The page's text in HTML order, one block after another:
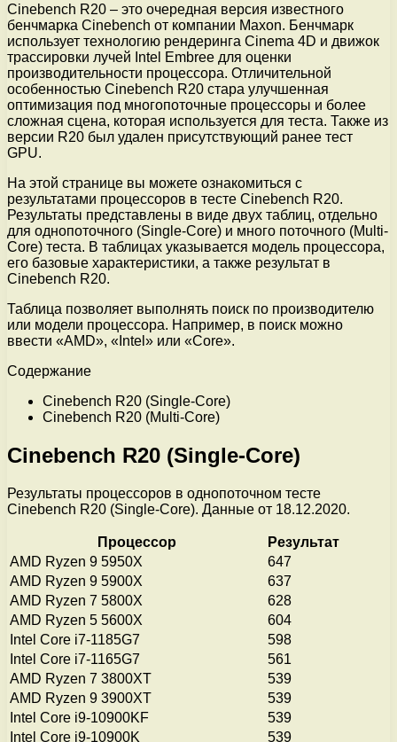
Cinebench R20 – это очередная версия известного
бенчмарка Cinebench от компании Maxon. Бенчмарк
использует технологию рендеринга Cinema 4D и движок
трассировки лучей Intel Embree для оценки
производительности процессора. Отличительной
особенностью Cinebench R20 стара улучшенная
оптимизация под многопоточные процессоры и более
сложная сцена, которая используется для теста. Также из
версии R20 был удален присутствующий ранее тест
GPU.
На этой странице вы можете ознакомиться с
результатами процессоров в тесте Cinebench R20.
Результаты представлены в виде двух таблиц, отдельно
для однопоточного (Single-Core) и много поточного (Multi-
Core) теста. В таблицах указывается модель процессора,
его базовые характеристики, а также результат в
Cinebench R20.
Таблица позволяет выполнять поиск по производителю
или модели процессора. Например, в поиск можно
ввести «AMD», «Intel» или «Core».
Содержание
Cinebench R20 (Single-Core)
Cinebench R20 (Multi-Core)
Cinebench R20 (Single-Core)
Результаты процессоров в однопоточном тесте
Cinebench R20 (Single-Core). Данные от 18.12.2020.
Процессор
Результат
AMD Ryzen 9 5950X
647
AMD Ryzen 9 5900X
637
AMD Ryzen 7 5800X
628
AMD Ryzen 5 5600X
604
Intel Core i7-1185G7
598
Intel Core i7-1165G7
561
AMD Ryzen 7 3800XT
539
AMD Ryzen 9 3900XT
539
Intel Core i9-10900KF
539
Intel Core i9-10900K
539